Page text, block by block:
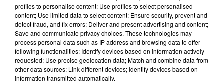
Pithiviers. Le tramway sera aussi mis à disposition
gracieusement dans l’agglomération d’Orléans pour aller à
ce salon (arrêt : Zénith Parc Expo). Sachez aussi que ce
salon se tiendra à Châteauroux (36) le 30 avril.
profiles to personalise content; Use profiles to select personalised
content; Use limited data to select content; Ensure security, prevent and
detect fraud, and fix errors; Deliver and present advertising and content;
Save and communicate privacy choices. These technologies may
process personal data such as IP address and browsing data to offer
following functionalities: Identify devices based on information actively
requested; Use precise geolocation data; Match and combine data from
other data sources; Link different devices; Identify devices based on
information transmitted automatically.